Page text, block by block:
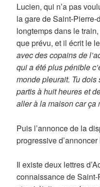
Lucien, qui n’a pas
la gare de Saint-
longtemps dans le
que prévu, et il écrit le
avec des copains de
qui a été plus pénible
monde pleurait. Tu
partis à huit heures et
aller à la maison car ça
Puis l’annonce de la
progressive
Il existe deux lettres
connaissance de